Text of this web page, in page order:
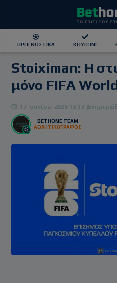
ΠΡΟΓΝΩΣΤΙΚΆ ΚΟΥΠΌΝΙ
ΕΕΕΠ | 21+ | ΠΑΙΞΕ ΥΠΕΥΘΥΝΑ
Stoiximan: Η
μόνο FIFA
17 Ιουνίου, 2026 13:13
BETHOME TEAM
ΑΘΛΗΤΙΚΟΓΡΑΦΟΣ